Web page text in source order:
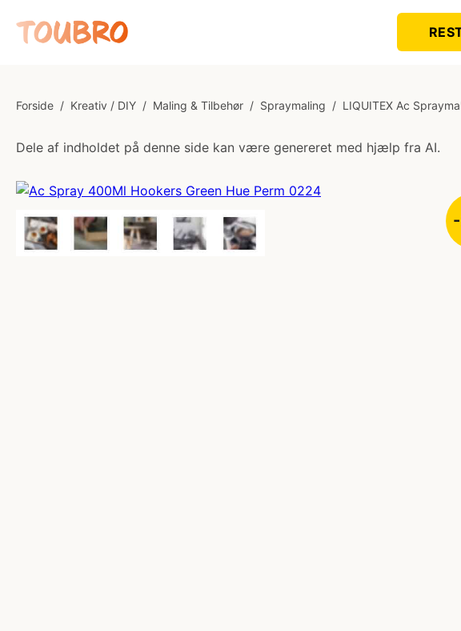
Forside / Kreativ / DIY / Maling & Tilbehør / Spraymaling / LIQUITEX Ac
Dele af indholdet på denne side kan være genereret med hjælp fra AI.